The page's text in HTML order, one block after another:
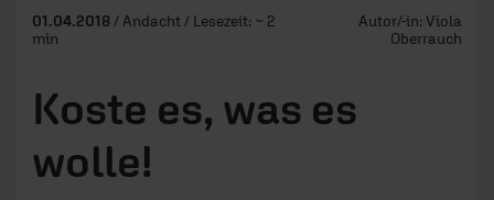
01.04.2018 / Andacht / Lesezeit: ~ 2
min
Autor/-in: Viola
Oberrauch
Koste es, was es
wolle!